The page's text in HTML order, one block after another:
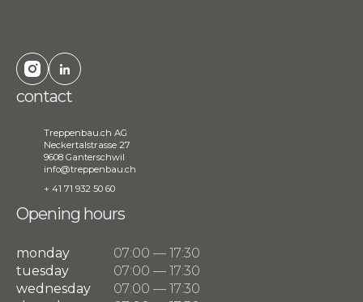
contact
Treppenbau.ch AG
Neckertalstrasse 27
9608 Ganterschwil
info@treppenbau.ch
+ 41 71 932 50 60
Opening hours
monday
07:00 — 17:30
tuesday
07:00 — 17:30
wednesday
07:00 — 17:30